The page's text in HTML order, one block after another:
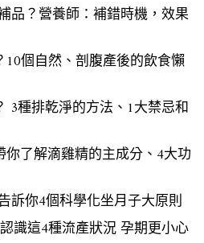
品？營養師：補錯時機，效果
個自然、剖腹產後的飲食懶
3種排乾淨的方法、1大禁忌和
了解滴雞精的主成分、4大功
訴你4個科學化坐月子大原則
識這4種流產狀況 孕期更小心